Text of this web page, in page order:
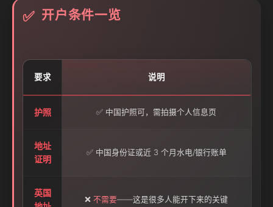
✅ 开户条件一览
要求 说明
护照 ✅ 中国护照可，需拍摄个人信息页
地址
证明
✅ 中国身份证或近 3 个月水电/银行账单
英国
❌不需要——这是很多人能开下来的关键